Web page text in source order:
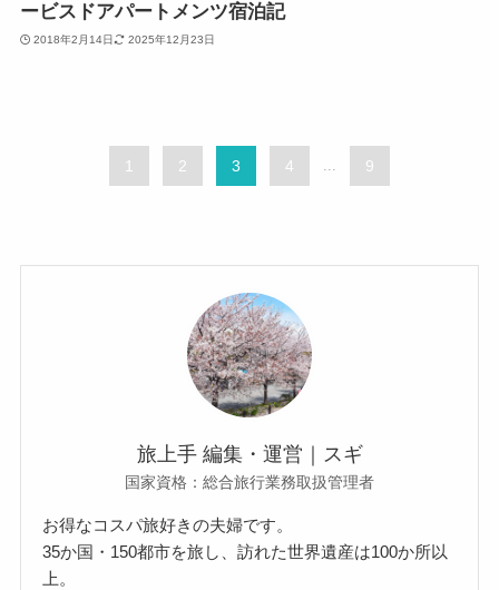
ービスドアパートメンツ宿泊記
2018年2月14日 2025年12月23日
1 2 3 4 ... 9
旅上手 編集・運営｜スギ
国家資格：総合旅行業務取扱管理者
お得なコスパ旅好きの夫婦です。
35か国・150都市を旅し、訪れた世界遺産は100か所以
上。